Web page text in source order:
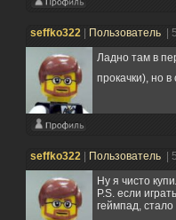
seffko322 Пользователь |
Ладно там в
прокачки), но
seffko322 Пользователь |
Ну я чисто
P.S. если
геймпад,